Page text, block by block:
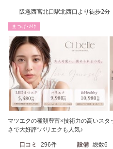
阪急西宮北口駅北西口より徒歩2
まつげ･ﾒｲｸ
マツエクの種類豊富×技術力の高いス
さで大好評*パリエクも人気♪
口コミ 296件 設備 総数6